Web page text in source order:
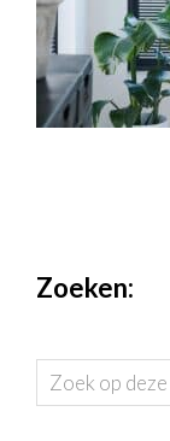
Zoeken:
Zoek
op